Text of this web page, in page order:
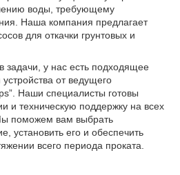
воды, требующему
Наша компания предлагает
для откачки грунтовых и
задачи, у нас есть подходящее
от ведущего
Наши специалисты готовы
и техническую поддержку на всех
поможем вам выбрать
установить его и обеспечить
всего периода проката.